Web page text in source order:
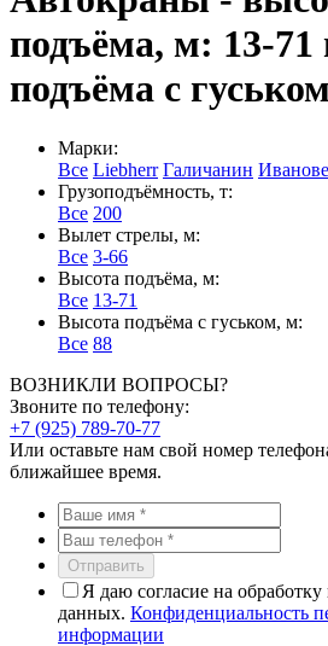
подъёма, м: 13-71
подъёма с
Марки:
Все Liebherr Галичанин
Грузоподъёмность, т:
Все 200
Вылет стрелы, м:
Все 3-66
Высота подъёма, м:
Все 13-71
Высота подъёма с гуськом, м:
Все 88
ВОЗНИКЛИ ВОПРОСЫ?
Звоните по телефону:
+7 (925) 789-70-77
Или оставьте нам свой номер
ближайшее время.
Отправить
Я даю согласие на
данных. Конфиденциальность
информации